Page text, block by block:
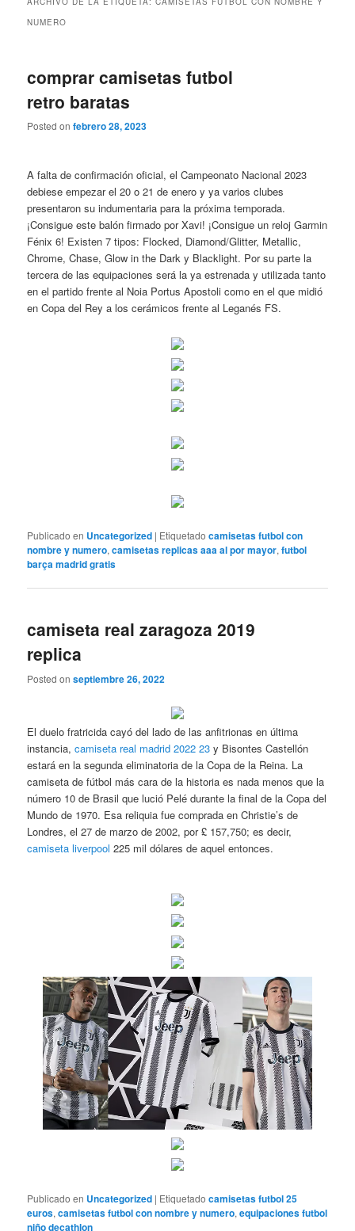
NUMERO
comprar camisetas futbol
retro baratas
Posted onfebrero 28, 2023
A falta de confirmación oficial, el Campeonato Nacional 2023
debiese empezar el 20 o 21 de enero y ya varios clubes
presentaron su indumentaria para la próxima temporada.
¡Consigue este balón firmado por Xavi! ¡Consigue un reloj Garmin
Fénix 6! Existen 7 tipos: Flocked, Diamond/Glitter, Metallic,
Chrome, Chase, Glow in the Dark y Blacklight. Por su parte la
tercera de las equipaciones será la ya estrenada y utilizada tanto
en el partido frente al Noia Portus Apostoli como en el que midió
en Copa del Rey a los cerámicos frente al Leganés FS.
Publicado en Uncategorized | Etiquetado camisetas futbol con
nombre y numero,camisetas replicas aaa al por mayor,futbol
barça madrid gratis
camiseta real zaragoza 2019
replica
Posted onseptiembre 26, 2022
El duelo fratricida cayó del lado de las anfitrionas en última
instancia,camiseta real madrid 2022 23 y Bisontes Castellón
estará en la segunda eliminatoria de la Copa de la Reina. La
camiseta de fútbol más cara de la historia es nada menos que la
número 10 de Brasil que lució Pelé durante la final de la Copa del
Mundo de 1970. Esa reliquia fue comprada en Christie’s de
Londres, el 27 de marzo de 2002, por £ 157,750; es decir,
camiseta liverpool 225 mil dólares de aquel entonces.
Publicado en Uncategorized | Etiquetado camisetas futbol 25
euros,camisetas futbol con nombre y numero,equipaciones futbol
niño decathlon